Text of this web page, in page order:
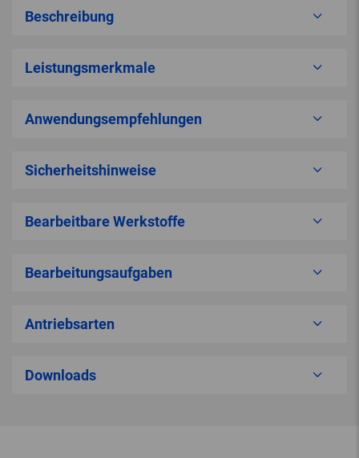
Beschreibung
Leistungsmerkmale
Anwendungsempfehlungen
Sicherheitshinweise
Bearbeitbare Werkstoffe
Bearbeitungsaufgaben
Antriebsarten
Downloads